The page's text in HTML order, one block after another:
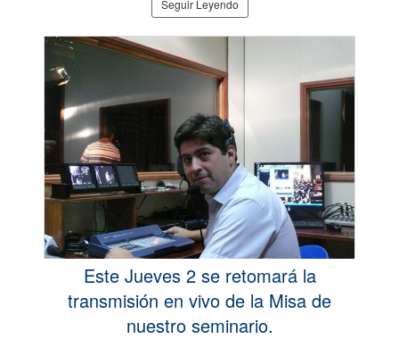
Seguir Leyendo
Este Jueves 2 se retomará la
transmisión en vivo de la Misa de
nuestro seminario.